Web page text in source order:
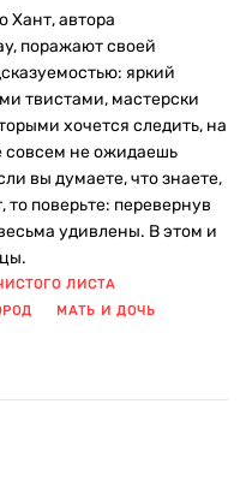
Хант, автора
поражают своей
яркий
твистами, мастерски
хочется следить, на
совсем не ожидаешь
вы думаете, что знаете,
то поверьте: перевернув
удивлены. В этом и
ЛИСТА
МАТЬ И ДОЧЬ